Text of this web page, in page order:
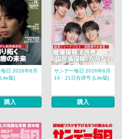
日 2026年6月
版]
購入
サンデー毎日 2026年6月
14・21日合併号 [Lite版]
購入